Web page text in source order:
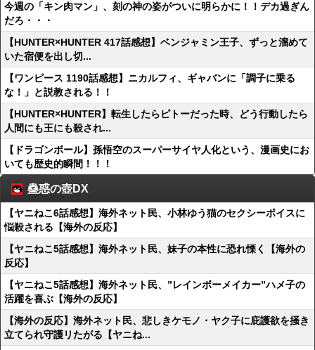
今週の「キン肉マン」、刻の神の姿がついに明らかに！！デカ過ぎん
だろ・・・
【HUNTER×HUNTER 417話感想】ベンジャミン王子、ずっと溜めて
いた宿便を出し切...
【ワンピース 1190話感想】ニカルフィ、ギャバンに「調子に乗る
な！」と説教される！！
【HUNTER×HUNTER】転生したらピトーだった時、どう行動したら
人間にも王にも殺され...
【ドラゴンボール】孫悟空のスーパーサイヤ人化という、漫画史にお
いても歴史的瞬間！！！
蠱惑の壺DX
【ヤニねこ6話感想】海外ネット民、小林ゆう猫のセクシーボイスに
悩殺される【海外の反応】
【ヤニねこ5話感想】海外ネット民、妹子の本性に恐れ慄く【海外の
反応】
【ヤニねこ5話感想】海外ネット民、”レインボーメイカー”ハメ子の
活躍を喜ぶ【海外の反応】
【海外の反応】海外ネット民、悲しきケモノ・ヤク子に庇護欲を掻き
立てられ守護リたがる【ヤニね...